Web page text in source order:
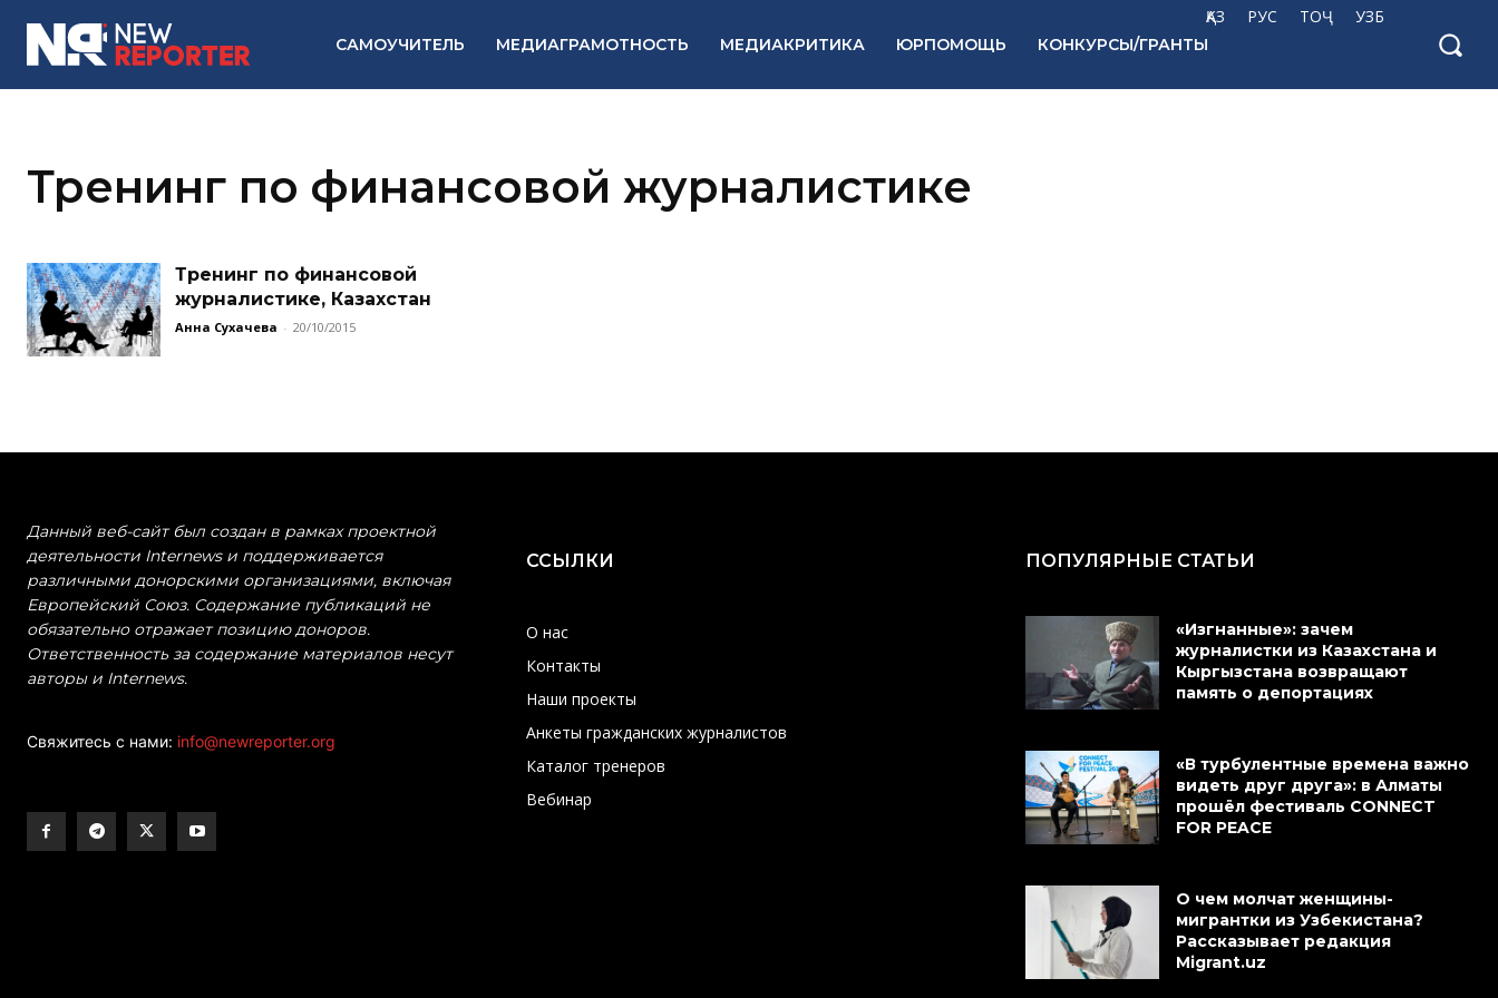
ҚАЗ РУС ТОҶ УЗБ
САМОУЧИТЕЛЬ МЕДИАГРАМОТНОСТЬ МЕДИАКРИТИКА ЮРПОМОЩЬ КОНКУРСЫ/ГРАНТЫ
Тренинг по финансовой журналистике
Тренинг по финансовой
журналистике, Казахстан
Анна Сухачева - 20/10/2015
Данный веб-сайт был создан в рамках проектной
деятельности Internews и поддерживается
различными донорскими организациями, включая
Европейский Союз. Содержание публикаций не
обязательно отражает позицию доноров.
Ответственность за содержание материалов несут
авторы и Internews.
Свяжитесь с нами: info@newreporter.org
ССЫЛКИ
О нас
Контакты
Наши проекты
Анкеты гражданских журналистов
Каталог тренеров
Вебинар
ПОПУЛЯРНЫЕ СТАТЬИ
«Изгнанные»: зачем
журналистки из Казахстана и
Кыргызстана возвращают
память о депортациях
«В турбулентные времена важно
видеть друг друга»: в Алматы
прошёл фестиваль CONNECT
FOR PEACE
О чем молчат женщины-
мигрантки из Узбекистана?
Рассказывает редакция
Migrant.uz